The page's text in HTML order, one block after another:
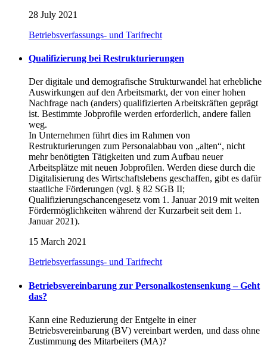
28 July 2021
Betriebsverfassungs- und Tarifrecht
Qualifizierung bei Restrukturierungen
Der digitale und demografische Strukturwandel hat erhebliche
Auswirkungen auf den Arbeitsmarkt, der von einer hohen
Nachfrage nach (anders) qualifizierten Arbeitskräften geprägt
ist. Bestimmte Jobprofile werden erforderlich, andere fallen
weg.
In Unternehmen führt dies im Rahmen von
Restrukturierungen zum Personalabbau von „alten“, nicht
mehr benötigten Tätigkeiten und zum Aufbau neuer
Arbeitsplätze mit neuen Jobprofilen. Werden diese durch die
Digitalisierung des Wirtschaftslebens geschaffen, gibt es dafür
staatliche Förderungen (vgl. § 82 SGB II;
Qualifizierungschancengesetz vom 1. Januar 2019 mit weiten
Fördermöglichkeiten während der Kurzarbeit seit dem 1.
Januar 2021).
15 March 2021
Betriebsverfassungs- und Tarifrecht
Betriebsvereinbarung zur Personalkostensenkung – Geht
das?
Kann eine Reduzierung der Entgelte in einer
Betriebsvereinbarung (BV) vereinbart werden, und dass ohne
Zustimmung des Mitarbeiters (MA)?